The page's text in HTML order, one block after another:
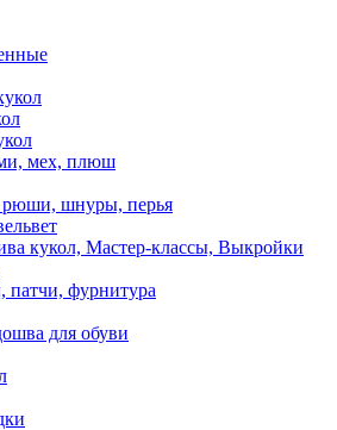
мех, плюш
шнуры, перья
кукол, Мастер-классы, Выкройки
патчи, фурнитура
для обуви